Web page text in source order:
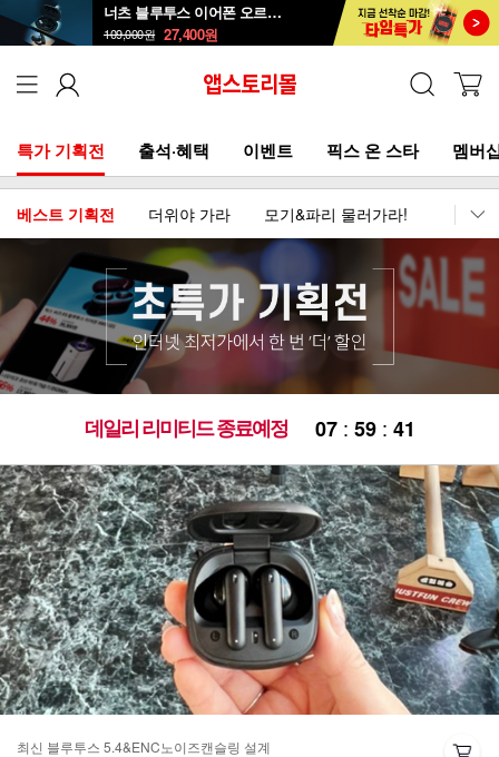
너츠 블루투스 이어폰 오르골 T90
109,000원 27,400원
특가 기획전 출석·혜택 이벤트 픽스 온 스타 멤버
베스트 기획전 더위야 가라 모기&파리 물러가라! 이어폰
데일리 리미티드 종료예정 07: 59: 40
최신 블루투스 5.4&ENC노이즈캔슬링 설계